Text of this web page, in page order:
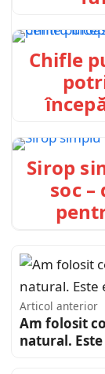
Chifle
Sirop
soc
Articol anterior
Am folosit
natural.